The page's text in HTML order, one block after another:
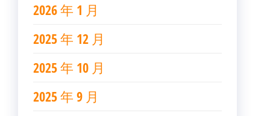
2026 年 1 月
2025 年 12 月
2025 年 10 月
2025 年 9 月